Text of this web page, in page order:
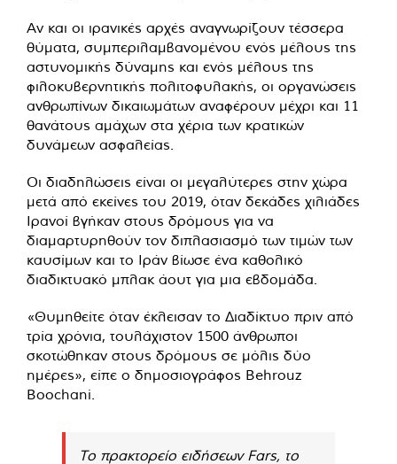
Αν και οι ιρανικές αρχές αναγνωρίζουν τέσσερα
θύματα, συμπεριλαμβανομένου ενός μέλους της
αστυνομικής δύναμης και ενός μέλους της
φιλοκυβερνητικής πολιτοφυλακής, οι οργανώσεις
ανθρωπίνων δικαιωμάτων αναφέρουν μέχρι και 11
θανάτους αμάχων στα χέρια των κρατικών
δυνάμεων ασφαλείας.
Οι διαδηλώσεις είναι οι μεγαλύτερες στην χώρα
μετά από εκείνες του 2019, όταν δεκάδες χιλιάδες
Ιρανοί βγήκαν στους δρόμους για να
διαμαρτυρηθούν τον διπλασιασμό των τιμών των
καυσίμων και το Ιράν βίωσε ένα καθολικό
διαδικτυακό μπλακ άουτ για μια εβδομάδα.
«Θυμηθείτε όταν έκλεισαν το Διαδίκτυο πριν από
τρία χρόνια, τουλάχιστον 1500 άνθρωποι
σκοτώθηκαν στους δρόμους σε μόλις δύο
ημέρες», είπε ο δημοσιογράφος Behrouz
Boochani.
Το πρακτορείο ειδήσεων Fars, το